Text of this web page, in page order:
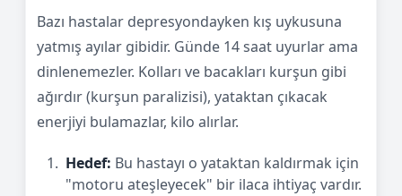
Bazı hastalar depresyondayken kış uykusuna
yatmış ayılar gibidir. Günde 14 saat uyurlar ama
dinlenemezler. Kolları ve bacakları kurşun gibi
ağırdır (kurşun paralizisi), yataktan çıkacak
enerjiyi bulamazlar, kilo alırlar.
Hedef: Bu hastayı o yataktan kaldırmak için
"motoru ateşleyecek" bir ilaca ihtiyaç vardır.